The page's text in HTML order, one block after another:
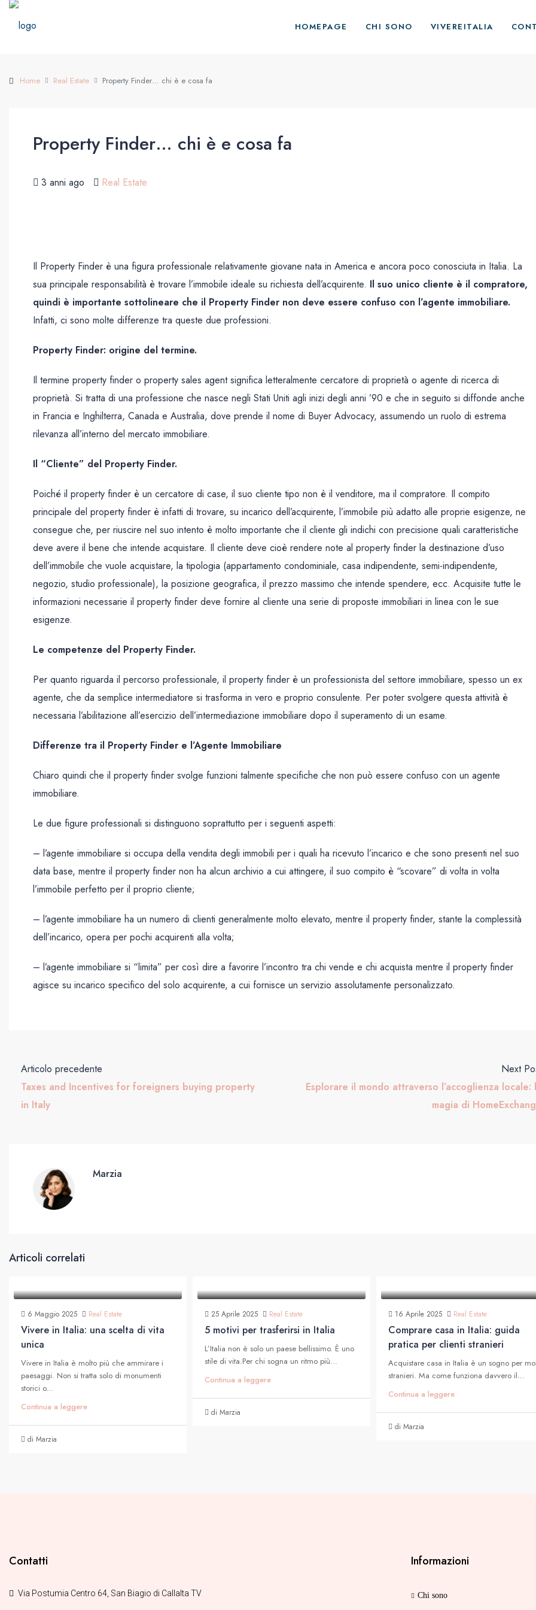
HOMEPAGE CHI SONO VIVEREITALIA
Home Real Estate Property Finder… chi è e cosa fa
Property Finder… chi è e cosa fa
3 anni ago Real Estate
Il Property Finder è una figura professionale relativamente giovane nata in America e ancora poco conosciuta in Italia. La
sua principale responsabilità è trovare l’immobile ideale su richiesta dell’acquirente. Il suo unico cliente è il compratore,
quindi è importante sottolineare che il Property Finder non deve essere confuso con l’agente immobiliare.
Infatti, ci sono molte differenze tra queste due professioni.
Property Finder: origine del termine.
Il termine property finder o property sales agent significa letteralmente cercatore di proprietà o agente di ricerca di
proprietà. Si tratta di una professione che nasce negli Stati Uniti agli inizi degli anni ’90 e che in seguito si diffonde anche
in Francia e Inghilterra, Canada e Australia, dove prende il nome di Buyer Advocacy, assumendo un ruolo di estrema
rilevanza all’interno del mercato immobiliare.
Il “Cliente” del Property Finder.
Poiché il property finder è un cercatore di case, il suo cliente tipo non è il venditore, ma il compratore. Il compito
principale del property finder è infatti di trovare, su incarico dell’acquirente, l’immobile più adatto alle proprie esigenze, ne
consegue che, per riuscire nel suo intento è molto importante che il cliente gli indichi con precisione quali caratteristiche
deve avere il bene che intende acquistare. Il cliente deve cioè rendere note al property finder la destinazione d’uso
dell’immobile che vuole acquistare, la tipologia (appartamento condominiale, casa indipendente, semi-indipendente,
negozio, studio professionale), la posizione geografica, il prezzo massimo che intende spendere, ecc. Acquisite tutte le
informazioni necessarie il property finder deve fornire al cliente una serie di proposte immobiliari in linea con le sue
esigenze.
Le competenze del Property Finder.
Per quanto riguarda il percorso professionale, il property finder è un professionista del settore immobiliare, spesso un ex
agente, che da semplice intermediatore si trasforma in vero e proprio consulente. Per poter svolgere questa attività è
necessaria l’abilitazione all’esercizio dell’intermediazione immobiliare dopo il superamento di un esame.
Differenze tra il Property Finder e l’Agente Immobiliare
Chiaro quindi che il property finder svolge funzioni talmente specifiche che non può essere confuso con un agente
immobiliare.
Le due figure professionali si distinguono soprattutto per i seguenti aspetti:
– l’agente immobiliare si occupa della vendita degli immobili per i quali ha ricevuto l’incarico e che sono presenti nel suo
data base, mentre il property finder non ha alcun archivio a cui attingere, il suo compito è “scovare” di volta in volta
l’immobile perfetto per il proprio cliente;
– l’agente immobiliare ha un numero di clienti generalmente molto elevato, mentre il property finder, stante la complessità
dell’incarico, opera per pochi acquirenti alla volta;
– l’agente immobiliare si “limita” per così dire a favorire l’incontro tra chi vende e chi acquista mentre il property finder
agisce su incarico specifico del solo acquirente, a cui fornisce un servizio assolutamente personalizzato.
Articolo precedente
Taxes and Incentives for foreigners buying property
in Italy
Next
Esplorare il mondo attraverso l’accoglienza locale:
magia di
Marzia
Articoli correlati
6 Maggio 2025 Real Estate
Vivere in Italia: una scelta di vita
unica
Vivere in Italia è molto più che ammirare i
paesaggi. Non si tratta solo di monumenti
storici o...
Continua a leggere
di Marzia
25 Aprile 2025 Real Estate
5 motivi per trasferirsi in Italia
L’Italia non è solo un paese bellissimo. È uno
stile di vita.Per chi sogna un ritmo più...
Continua a leggere
di Marzia
16 Aprile 2025 Real Estate
Comprare casa in Italia: guida
pratica per clienti stranieri
Acquistare casa in Italia è un sogno per
stranieri. Ma come funziona davvero il...
Continua a leggere
di Marzia
Contatti
Via Postumia Centro 64, San Biagio di Callalta TV
Informazioni
Chi sono